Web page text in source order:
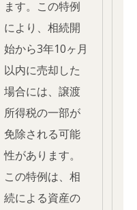
ます。この特例
により、相続開
始から3年10ヶ月
以内に売却した
場合には、譲渡
所得税の一部が
免除される可能
性があります。
この特例は、相
続による資産の